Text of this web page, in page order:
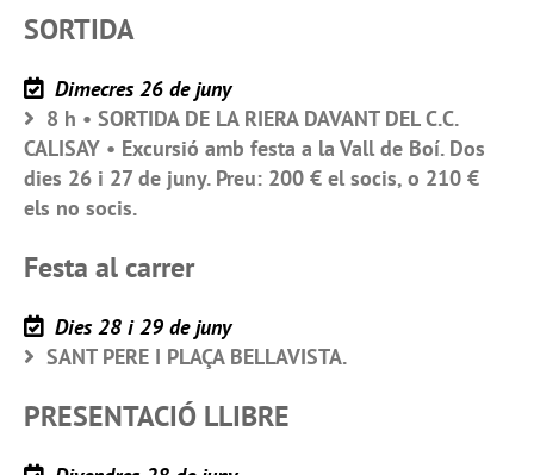
SORTIDA
Dimecres 26 de juny
8 h • SORTIDA DE LA RIERA DAVANT DEL C.C.
CALISAY • Excursió amb festa a la Vall de Boí. Dos
dies 26 i 27 de juny. Preu: 200 € el socis, o 210 €
els no socis.
Festa al carrer
Dies 28 i 29 de juny
SANT PERE I PLAÇA BELLAVISTA.
PRESENTACIÓ LLIBRE